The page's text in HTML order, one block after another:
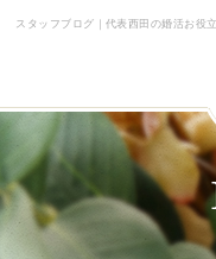
スタッフブログ｜代表西田の婚活お役